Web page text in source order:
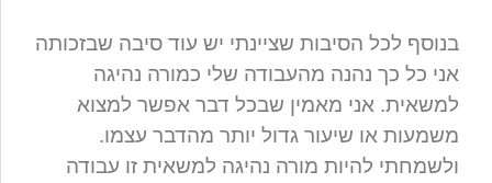
בנוסף לכל הסיבות שציינתי יש עוד סיבה שבזכותה
אני כל כך נהנה מהעבודה שלי כמורה נהיגה
למשאית. אני מאמין שבכל דבר אפשר למצוא
משמעות או שיעור גדול יותר מהדבר עצמו.
ולשמחתי להיות מורה נהיגה למשאית זו עבודה